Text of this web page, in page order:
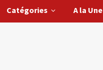
Catégories A la Une